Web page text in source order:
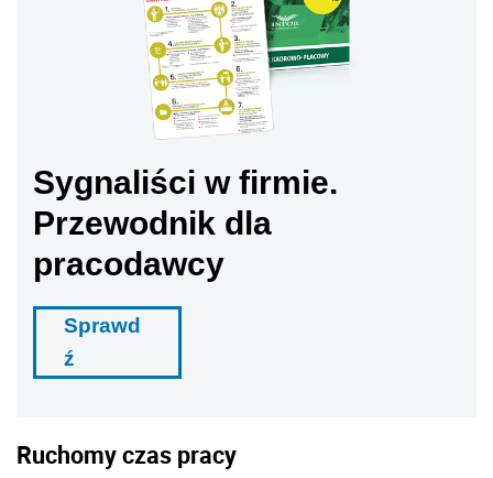
Sygnaliści w firmie.
Przewodnik dla
pracodawcy
Sprawd
ź
Ruchomy czas pracy